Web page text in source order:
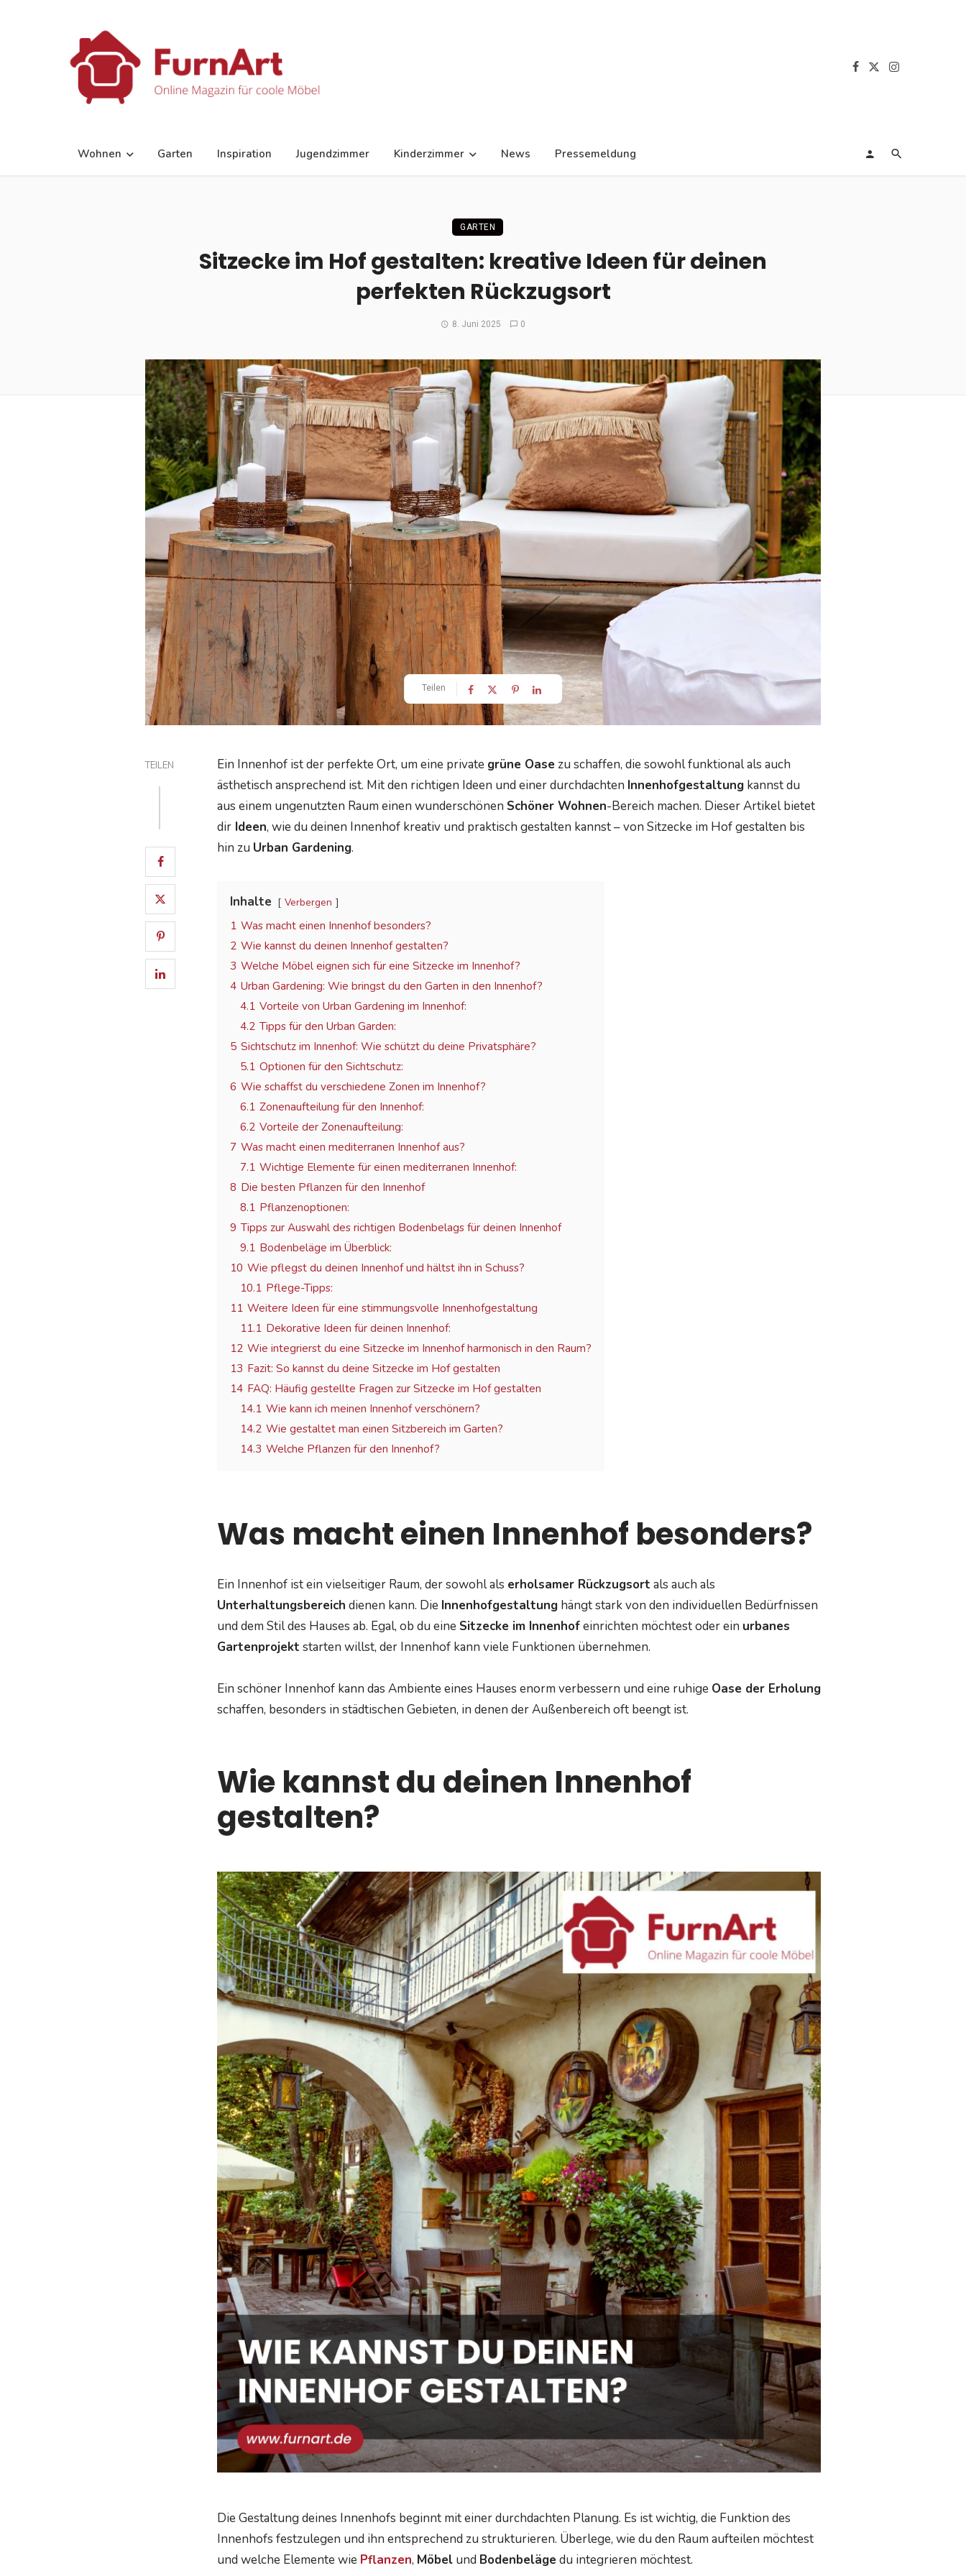
Wohnen Garten Inspiration Jugendzimmer Kinderzimmer News Pressemeldung
GARTEN
Sitzecke im Hof gestalten: kreative Ideen für deinen
perfekten Rückzugsort
8. Juni 2025 0
Teilen
TEILEN Ein Innenhof ist der perfekte Ort, um eine private grüne Oase zu schaffen, die sowohl funktional als auch
ästhetisch ansprechend ist. Mit den richtigen Ideen und einer durchdachten Innenhofgestaltung kannst du
aus einem ungenutzten Raum einen wunderschönen Schöner Wohnen-Bereich machen. Dieser Artikel bietet
dir Ideen, wie du deinen Innenhof kreativ und praktisch gestalten kannst – von Sitzecke im Hof gestalten bis
hin zu Urban Gardening.
Inhalte Verbergen
1 Was macht einen Innenhof besonders?
2 Wie kannst du deinen Innenhof gestalten?
3 Welche Möbel eignen sich für eine Sitzecke im Innenhof?
4 Urban Gardening: Wie bringst du den Garten in den Innenhof?
4.1 Vorteile von Urban Gardening im Innenhof:
4.2 Tipps für den Urban Garden:
5 Sichtschutz im Innenhof: Wie schützt du deine Privatsphäre?
5.1 Optionen für den Sichtschutz:
6 Wie schaffst du verschiedene Zonen im Innenhof?
6.1 Zonenaufteilung für den Innenhof:
6.2 Vorteile der Zonenaufteilung:
7 Was macht einen mediterranen Innenhof aus?
7.1 Wichtige Elemente für einen mediterranen Innenhof:
8 Die besten Pflanzen für den Innenhof
8.1 Pflanzenoptionen:
9 Tipps zur Auswahl des richtigen Bodenbelags für deinen Innenhof
9.1 Bodenbeläge im Überblick:
10 Wie pflegst du deinen Innenhof und hältst ihn in Schuss?
10.1 Pflege-Tipps:
11 Weitere Ideen für eine stimmungsvolle Innenhofgestaltung
11.1 Dekorative Ideen für deinen Innenhof:
12 Wie integrierst du eine Sitzecke im Innenhof harmonisch in den Raum?
13 Fazit: So kannst du deine Sitzecke im Hof gestalten
14 FAQ: Häufig gestellte Fragen zur Sitzecke im Hof gestalten
14.1 Wie kann ich meinen Innenhof verschönern?
14.2 Wie gestaltet man einen Sitzbereich im Garten?
14.3 Welche Pflanzen für den Innenhof?
Was macht einen Innenhof besonders?
Ein Innenhof ist ein vielseitiger Raum, der sowohl als erholsamer Rückzugsort als auch als
Unterhaltungsbereich dienen kann. Die Innenhofgestaltung hängt stark von den individuellen Bedürfnissen
und dem Stil des Hauses ab. Egal, ob du eine Sitzecke im Innenhofeinrichten möchtest oder ein urbanes
Gartenprojekt starten willst, der Innenhof kann viele Funktionen übernehmen.
Ein schöner Innenhof kann das Ambiente eines Hauses enorm verbessern und eine ruhige Oase der Erholung
schaffen, besonders in städtischen Gebieten, in denen der Außenbereich oft beengt ist.
Wie kannst du deinen Innenhof
gestalten?
Die Gestaltung deines Innenhofs beginnt mit einer durchdachten Planung. Es ist wichtig, die Funktion des
Innenhofs festzulegen und ihn entsprechend zu strukturieren. Überlege, wie du den Raum aufteilen möchtest
und welche Elemente wie Pflanzen, Möbel und Bodenbeläge du integrieren möchtest.